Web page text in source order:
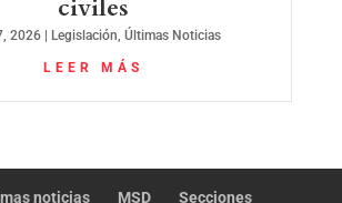
civiles
2026| Legislación, Últimas Noticias
LEER MÁS
noticias MSD Secciones